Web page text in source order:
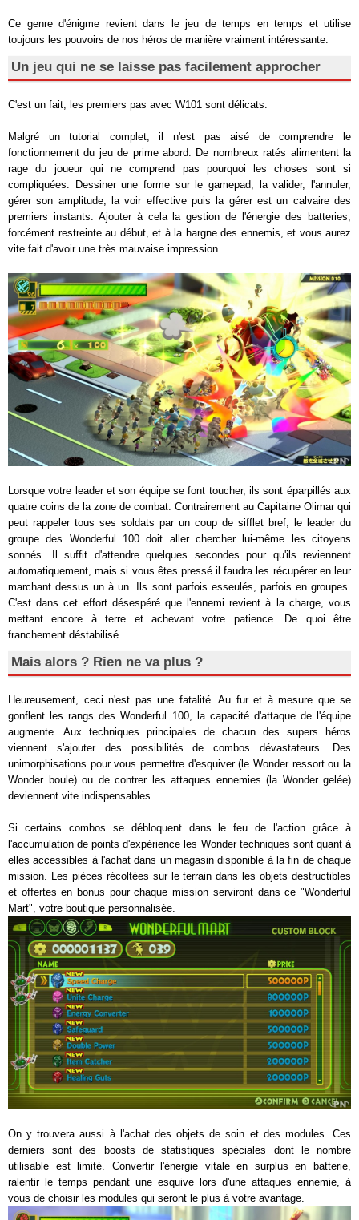
Ce genre d'énigme revient dans le jeu de temps en temps et utilise
toujours les pouvoirs de nos héros de manière vraiment intéressante.
Un jeu qui ne se laisse pas facilement approcher
C'est un fait, les premiers pas avec W101 sont délicats.
Malgré un tutorial complet, il n'est pas aisé de comprendre le
fonctionnement du jeu de prime abord. De nombreux ratés alimentent la
rage du joueur qui ne comprend pas pourquoi les choses sont si
compliquées. Dessiner une forme sur le gamepad, la valider, l'annuler,
gérer son amplitude, la voir effective puis la gérer est un calvaire des
premiers instants. Ajouter à cela la gestion de l'énergie des batteries,
forcément restreinte au début, et à la hargne des ennemis, et vous aurez
vite fait d'avoir une très mauvaise impression.
Lorsque votre leader et son équipe se font toucher, ils sont éparpillés aux
quatre coins de la zone de combat. Contrairement au Capitaine Olimar qui
peut rappeler tous ses soldats par un coup de sifflet bref, le leader du
groupe des Wonderful 100 doit aller chercher lui-même les citoyens
sonnés. Il suffit d'attendre quelques secondes pour qu'ils reviennent
automatiquement, mais si vous êtes pressé il faudra les récupérer en leur
marchant dessus un à un. Ils sont parfois esseulés, parfois en groupes.
C'est dans cet effort désespéré que l'ennemi revient à la charge, vous
mettant encore à terre et achevant votre patience. De quoi être
franchement déstabilisé.
Mais alors ? Rien ne va plus ?
Heureusement, ceci n'est pas une fatalité. Au fur et à mesure que se
gonflent les rangs des Wonderful 100, la capacité d'attaque de l'équipe
augmente. Aux techniques principales de chacun des supers héros
viennent s'ajouter des possibilités de combos dévastateurs. Des
unimorphisations pour vous permettre d'esquiver (le Wonder ressort ou la
Wonder boule) ou de contrer les attaques ennemies (la Wonder gelée)
deviennent vite indispensables.
Si certains combos se débloquent dans le feu de l'action grâce à
l'accumulation de points d'expérience les Wonder techniques sont quant à
elles accessibles à l'achat dans un magasin disponible à la fin de chaque
mission. Les pièces récoltées sur le terrain dans les objets destructibles
et offertes en bonus pour chaque mission serviront dans ce "Wonderful
Mart", votre boutique personnalisée.
On y trouvera aussi à l'achat des objets de soin et des modules. Ces
derniers sont des boosts de statistiques spéciales dont le nombre
utilisable est limité. Convertir l'énergie vitale en surplus en batterie,
ralentir le temps pendant une esquive lors d'une attaques ennemie, à
vous de choisir les modules qui seront le plus à votre avantage.